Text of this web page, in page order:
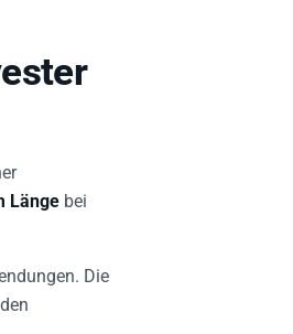
Länge bei
Die